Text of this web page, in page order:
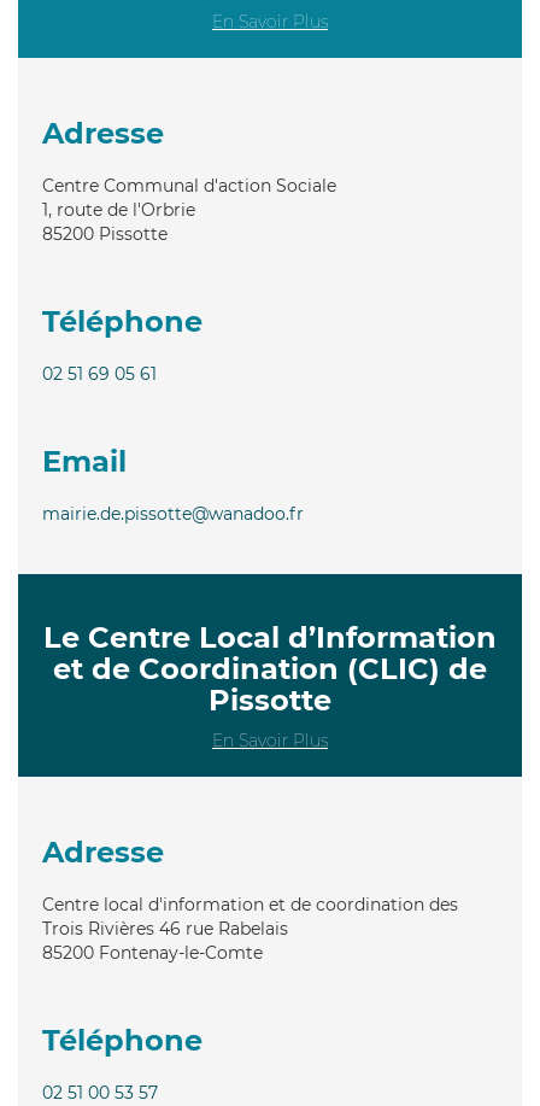
En Savoir Plus
Adresse
Centre Communal d'action Sociale
1, route de l'Orbrie
85200 Pissotte
Téléphone
02 51 69 05 61
Email
mairie.de.pissotte@wanadoo.fr
Le Centre Local d’Information
et de Coordination (CLIC) de
Pissotte
En Savoir Plus
Adresse
Centre local d'information et de coordination des
Trois Rivières 46 rue Rabelais
85200 Fontenay-le-Comte
Téléphone
02 51 00 53 57